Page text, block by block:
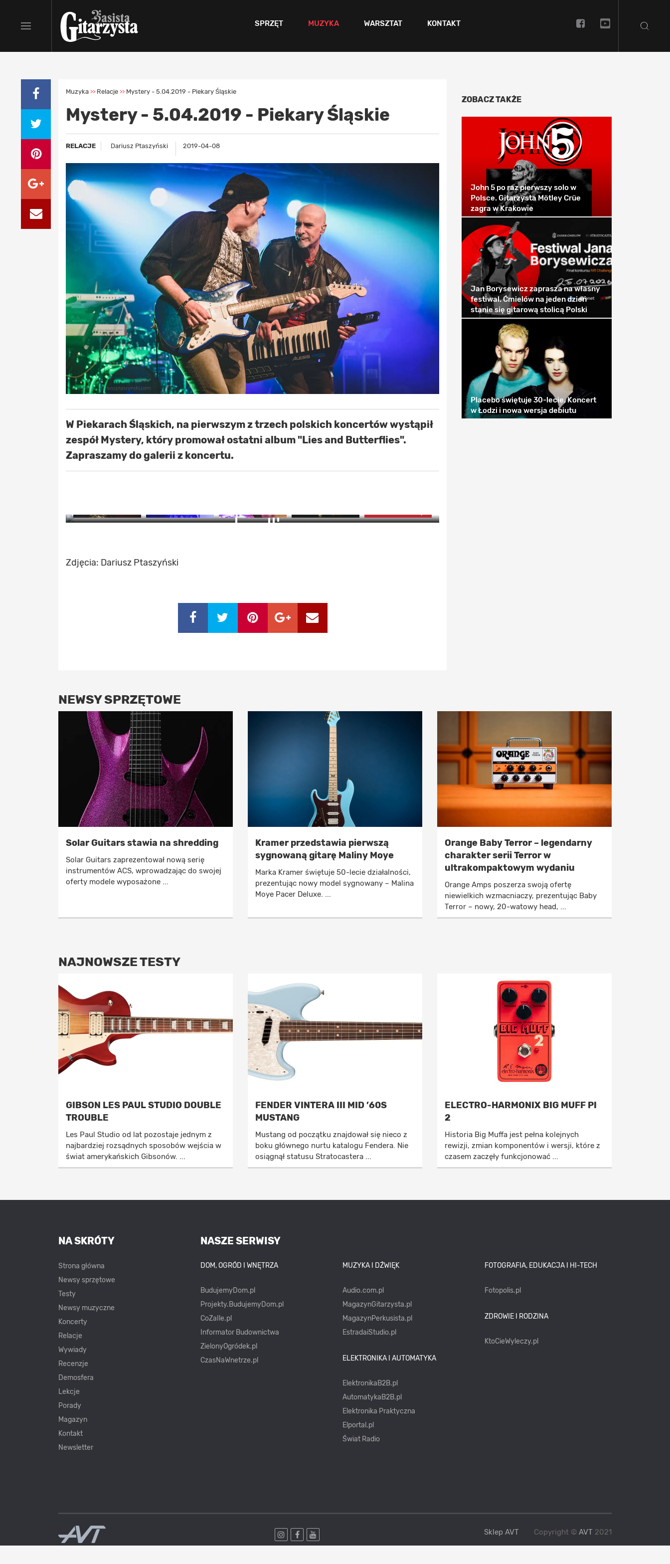
SPRZĘT MUZYKA WARSZTAT KONTAKT
Muzyka >> Relacje >> Mystery - 5.04.2019 - Piekary Śląskie
Mystery - 5.04.2019 - Piekary Śląskie
RELACJE Dariusz Ptaszyński 2019-04-08
W Piekarach Śląskich, na pierwszym z trzech polskich koncertów wystąpił
zespół Mystery, który promował ostatni album "Lies and Butterflies".
Zapraszamy do galerii z koncertu.
Zdjęcia: Dariusz Ptaszyński
ZOBACZ TAKŻE
John 5 po raz pierwszy solo w
Polsce. Gitarzysta Mötley Crüe
zagra w Krakowie
Jan Borysewicz zaprasza na własny
festiwal. Ćmielów na jeden dzień
stanie się gitarową stolicą Polski
Placebo świętuje 30-lecie. Koncert
w Łodzi i nowa wersja debiutu
NEWSY SPRZĘTOWE
Solar Guitars stawia na shredding
Solar Guitars zaprezentował nową serię
instrumentów ACS, wprowadzając do swojej
oferty modele wyposażone ...
Kramer przedstawia pierwszą
sygnowaną gitarę Maliny Moye
Marka Kramer świętuje 50-lecie działalności,
prezentując nowy model sygnowany – Malina
Moye Pacer Deluxe. ...
Orange Baby Terror – legendarny
charakter serii Terror w
ultrakompaktowym wydaniu
Orange Amps poszerza swoją ofertę
niewielkich wzmacniaczy, prezentując Baby
Terror – nowy, 20-watowy head, ...
NAJNOWSZE TESTY
GIBSON LES PAUL STUDIO DOUBLE
TROUBLE
Les Paul Studio od lat pozostaje jednym z
najbardziej rozsądnych sposobów wejścia w
świat amerykańskich Gibsonów. ...
FENDER VINTERA III MID ’60S
MUSTANG
Mustang od początku znajdował się nieco z
boku głównego nurtu katalogu Fendera. Nie
osiągnął statusu Stratocastera ...
ELECTRO-HARMONIX BIG MUFF PI
2
Historia Big Muffa jest pełna kolejnych
rewizji, zmian komponentów i wersji, które z
czasem zaczęły funkcjonować ...
NASZE SERWISY
DOM, OGRÓD I WNĘTRZA
BudujemyDom.pl
Projekty.BudujemyDom.pl
CoZaIle.pl
Informator Budownictwa
ZielonyOgródek.pl
CzasNaWnetrze.pl
MUZYKA I DŹWIĘK
Audio.com.pl
MagazynGitarzysta.pl
MagazynPerkusista.pl
EstradaiStudio.pl
ELEKTRONIKA I AUTOMATYKA
ElektronikaB2B.pl
AutomatykaB2B.pl
Elektronika Praktyczna
Elportal.pl
Świat Radio
FOTOGRAFIA, EDUKACJA I HI-TECH
Fotopolis.pl
ZDROWIE I RODZINA
KtoCieWyleczy.pl
NA SKRÓTY
Strona główna
Newsy sprzętowe
Testy
Newsy muzyczne
Koncerty
Relacje
Wywiady
Recenzje
Demosfera
Lekcje
Porady
Magazyn
Kontakt
Newsletter
Sklep AVT Copyright © AVT 2021